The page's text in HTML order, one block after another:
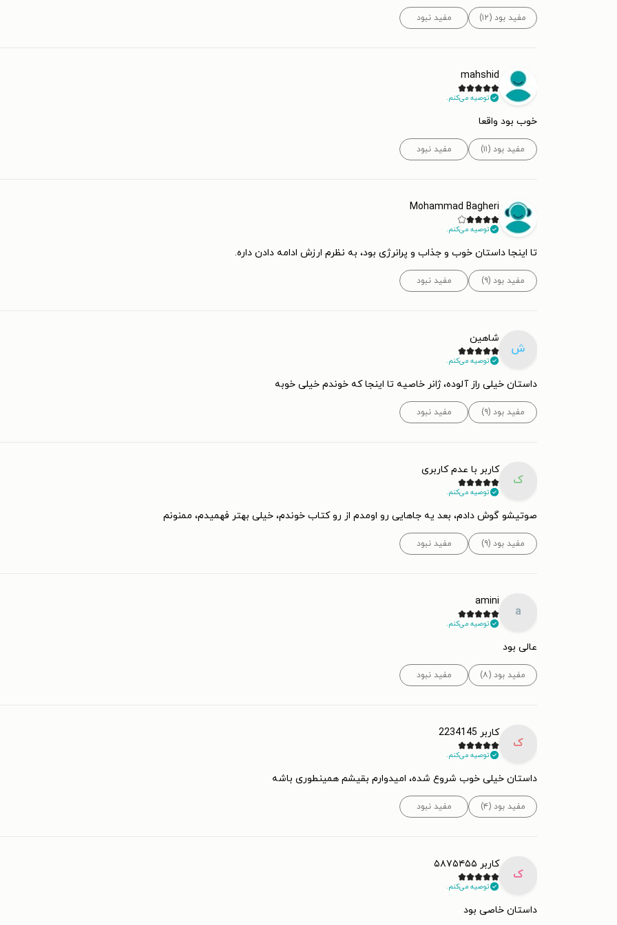
مفید بود (۱۲) مفید نبود
mahshid
توصیه می‌کنم.
خوب بود واقعا
مفید بود (۱۱) مفید نبود
Mohammad Bagheri
توصیه می‌کنم.
تا اینجا داستان خوب و جذاب و پرانرژی بود، به نظرم ارزش ادامه دادن داره.
مفید بود (۹) مفید نبود
ش
شاهین
توصیه می‌کنم.
داستان خیلی راز آلوده، ژانر خاصیه تا اینجا که خوندم خیلی خوبه
مفید بود (۹) مفید نبود
ک
کاربر با عدم کاربری
توصیه می‌کنم.
صوتیشو گوش دادم، بعد یه جاهایی رو اومدم از رو کتاب خوندم، خیلی بهتر فهمیدم، ممنونم
مفید بود (۹) مفید نبود
a
amini
توصیه می‌کنم.
عالی بود
مفید بود (۸) مفید نبود
ک
کاربر 2234145
توصیه می‌کنم.
داستان خیلی خوب شروع شده، امیدوارم بقیشم همینطوری باشه
مفید بود (۴) مفید نبود
ک
کاربر ۵۸۷۵۴۵۵
توصیه می‌کنم.
داستان خاصی بود